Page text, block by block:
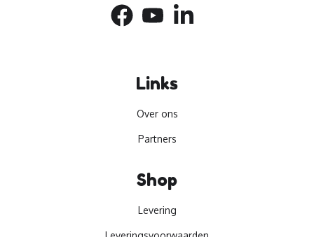
Links
Over ons
Partners
Shop
Levering